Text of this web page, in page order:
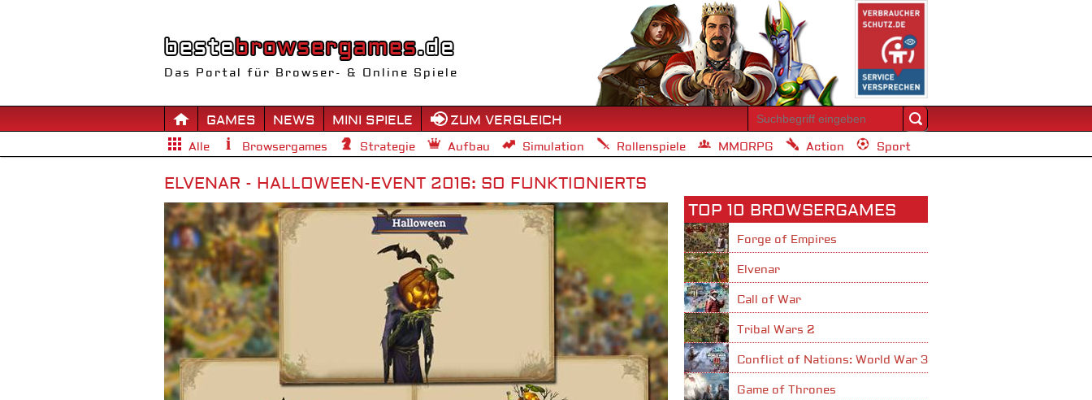
Das Portal für Browser- & Online Spiele
GAMES NEWS MINI SPIELE ZUM VERGLEICH
Alle Browsergames Strategie Aufbau Simulation Rollenspiele MMORPG Action Sport
ELVENAR - HALLOWEEN-EVENT 2016: SO FUNKTIONIERTS
TOP 10 BROWSERGAMES
Forge of Empires
Elvenar
Call of War
Tribal Wars 2
Conflict of Nations: World War 3
Game of Thrones